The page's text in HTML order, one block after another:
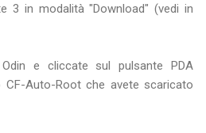
3 in modalità "Download" (vedi in
e cliccate sul pulsante PDA
CF-Auto-Root che avete scaricato